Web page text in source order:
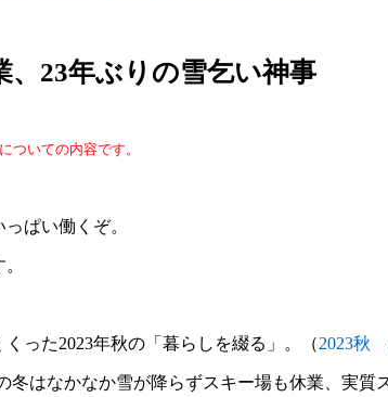
、23年ぶりの雪乞い神事
ついての内容です。
ぱい働くぞ。
った2023年秋の「暮らしを綴る」。（2023秋
冬はなかなか雪が降らずスキー場も休業、実